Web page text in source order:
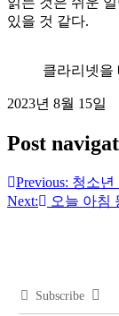
있을 것 같다.
클라리넷을
2023년 8월 15일
Post
Previous: 청소년
Next:
오늘 아침
Subscribe